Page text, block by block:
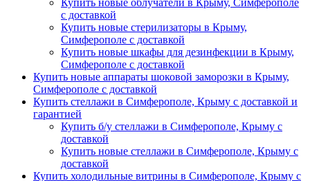
Купить новые облучатели в Крыму, Симферополе
с доставкой
Купить новые стерилизаторы в Крыму,
Симферополе с доставкой
Купить новые шкафы для дезинфекции в Крыму,
Симферополе с доставкой
Купить новые аппараты шоковой заморозки в Крыму,
Симферополе с доставкой
Купить стеллажи в Симферополе, Крыму с доставкой и
гарантией
Купить б/у стеллажи в Симферополе, Крыму с
доставкой
Купить новые стеллажи в Симферополе, Крыму с
доставкой
Купить холодильные витрины в Симферополе, Крыму с